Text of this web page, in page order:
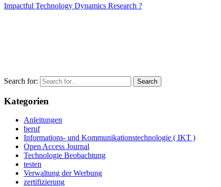
Impactful Technology Dynamics Research ?
Search for:
Kategorien
Anleitungen
beruf
Informations- und Kommunikationstechnologie ( IKT )
Open Access Journal
Technologie Beobachtung
testen
Verwaltung der Werbung
zertifizierung